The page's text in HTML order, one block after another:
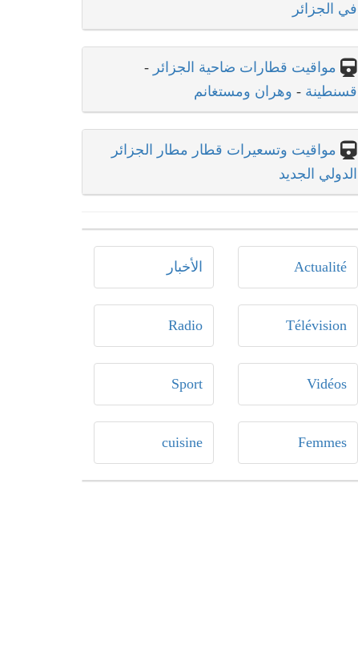
في الجزائر
مواقيت قطارات ضاحية الجزائر -
قسنطينة - وهران ومستغانم
مواقيت وتسعيرات قطار مطار الجزائر
الدولي الجديد
Actualité الأخبار
Télévision
Radio
Vidéos
Sport
Femmes
cuisine